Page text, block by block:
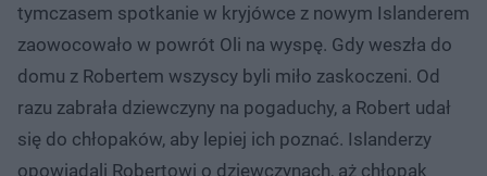
tymczasem spotkanie w kryjówce z nowym Islanderem
zaowocowało w powrót Oli na wyspę. Gdy weszła do
domu z Robertem wszyscy byli miło zaskoczeni. Od
razu zabrała dziewczyny na pogaduchy, a Robert udał
się do chłopaków, aby lepiej ich poznać. Islanderzy
opowiadali Robertowi o dziewczynach, aż chłopak